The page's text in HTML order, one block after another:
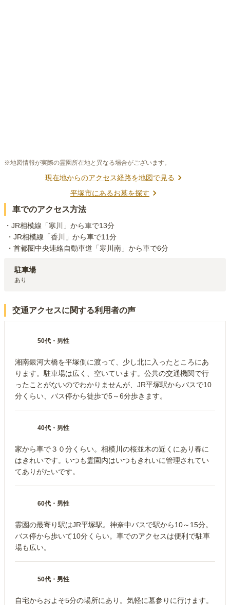
※地図情報が実際の霊園所在地と異なる場合がございます。
現在地からのアクセス経路を地図で見る
平塚市にあるお墓を探す
車でのアクセス方法
・JR相模線「寒川」から車で13分
・首都圏中央連絡自動車道「寒川南」から車で6分
駐車場
あり
交通アクセスに関する利用者の声
50代 ・ 男性
湘南銀河大橋を平塚側に渡って、少し北に入ったところにあ
ります。駐車場は広く、空いています。公共の交通機関で行
ったことがないのでわかりませんが、JR平塚駅からバスで10
分くらい、バス停から徒歩で5～6分歩きます。
40代 ・ 男性
家から車で３０分くらい。相模川の桜並木の近くにあり春に
はきれいです。いつも霊園内はいつもきれいに管理されてい
てありがたいです。
60代 ・ 男性
霊園の最寄り駅はJR平塚駅。神奈中バスで駅から10～15分。
バス停から歩いて10分くらい。車でのアクセスは便利で駐車
場も広い。
50代 ・ 男性
自宅からおよそ5分の場所にあり。気軽に墓参りに行けます。